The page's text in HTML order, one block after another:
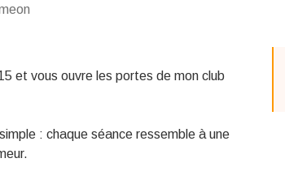
et vous ouvre les portes de mon club
: chaque séance ressemble à une